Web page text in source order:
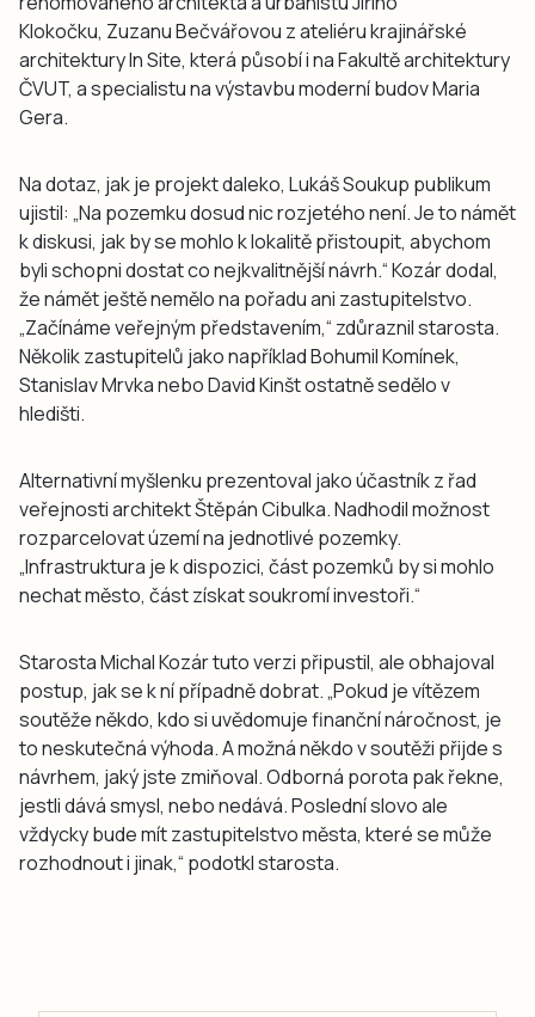
Klokočku, Zuzanu Bečvářovou z ateliéru krajinářské
architektury In Site, která působí i na Fakultě architektury
ČVUT, a specialistu na výstavbu moderní budov Maria
Gera.
Na dotaz, jak je projekt daleko, Lukáš Soukup publikum
ujistil: „Na pozemku dosud nic rozjetého není. Je to námět
k diskusi, jak by se mohlo k lokalitě přistoupit, abychom
byli schopni dostat co nejkvalitnější návrh.“ Kozár dodal,
že námět ještě nemělo na pořadu ani zastupitelstvo.
„Začínáme veřejným představením,“ zdůraznil starosta.
Několik zastupitelů jako například Bohumil Komínek,
Stanislav Mrvka nebo David Kinšt ostatně sedělo v
hledišti.
Alternativní myšlenku prezentoval jako účastník z řad
veřejnosti architekt Štěpán Cibulka. Nadhodil možnost
rozparcelovat území na jednotlivé pozemky.
„Infrastruktura je k dispozici, část pozemků by si mohlo
nechat město, část získat soukromí investoři.“
Starosta Michal Kozár tuto verzi připustil, ale obhajoval
postup, jak se k ní případně dobrat. „Pokud je vítězem
soutěže někdo, kdo si uvědomuje finanční náročnost, je
to neskutečná výhoda. A možná někdo v soutěži přijde s
návrhem, jaký jste zmiňoval. Odborná porota pak řekne,
jestli dává smysl, nebo nedává. Poslední slovo ale
vždycky bude mít zastupitelstvo města, které se může
rozhodnout i jinak,“ podotkl starosta.